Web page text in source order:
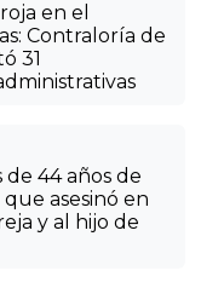
en el
Contraloría de
31
de 44 años de
asesinó en
y al hijo de